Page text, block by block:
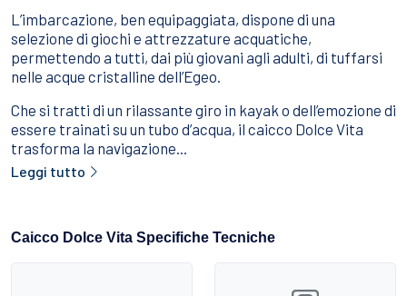
L’imbarcazione, ben equipaggiata, dispone di una
selezione di giochi e attrezzature acquatiche,
permettendo a tutti, dai più giovani agli adulti, di tuffarsi
nelle acque cristalline dell’Egeo.
Che si tratti di un rilassante giro in kayak o dell’emozione di
essere trainati su un tubo d’acqua, il caicco Dolce Vita
trasforma la navigazione...
Leggi tutto
Caicco Dolce Vita Specifiche Tecniche